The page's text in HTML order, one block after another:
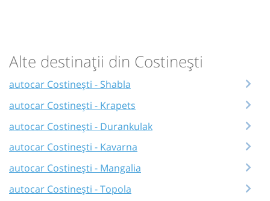
Alte destinații din Costinești
autocar Costinești - Shabla
autocar Costinești - Krapets
autocar Costinești - Durankulak
autocar Costinești - Kavarna
autocar Costinești - Mangalia
autocar Costinești - Topola